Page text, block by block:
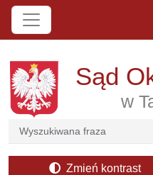
Przejdź do treści
Sąd
w
Szukaj
Zmień kontrast